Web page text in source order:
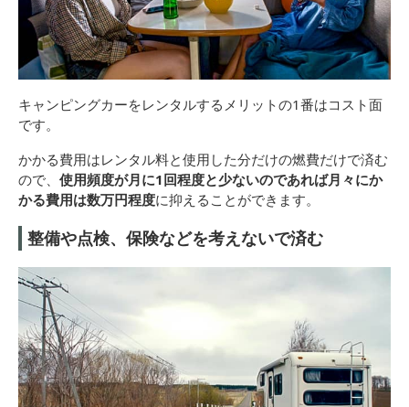
キャンピングカーをレンタルするメリットの1番はコスト面
です。
かかる費用はレンタル料と使用した分だけの燃費だけで済む
ので、 使用頻度が月に1回程度と少ないのであれば月々にか
かる費用は数万円程度に抑えることができます。
整備や点検、保険などを考えないで済む